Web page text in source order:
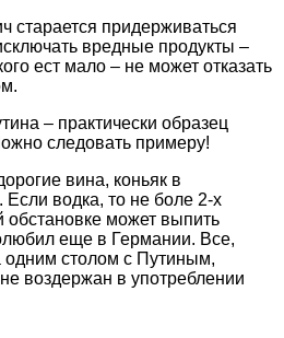
старается придерживаться
вредные продукты –
ест мало – не может отказать
– практически образец
следовать примеру!
вина, коньяк в
Если водка, то не боле 2-х
может выпить
еще в Германии. Все,
одним столом с Путиным,
воздержан в употреблении